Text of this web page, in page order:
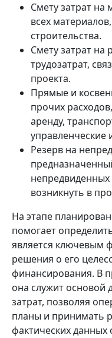
Смету затрат на
всех
строительства.
Смету затрат на
трудозатрат,
проекта.
Прямые и
прочих
аренду,
управленческие
Резерв на
непредвиденных
возникнуть в
На этапе
помогает
является ключевым
решения о его
финансирования. В
она служит основой
затрат, позволяя
планы и принимать
фактических данных